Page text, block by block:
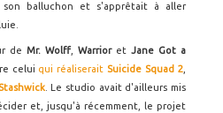
balluchon et s'apprêtait à aller
de Mr. Wolff, Warrioret Jane Got a
celui qui réaliserait Suicide Squad 2
. Le studio avait d'ailleurs mis
et, jusqu'à récemment, le projet